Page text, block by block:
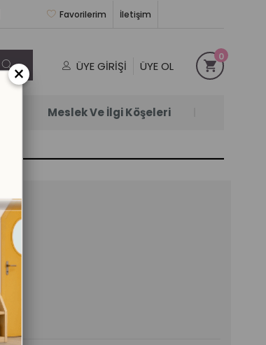
İletişim
Favorilerim
ÜYE GIRIŞI ÜYE OL
0
Meslek Ve İlgi Köşeleri
×